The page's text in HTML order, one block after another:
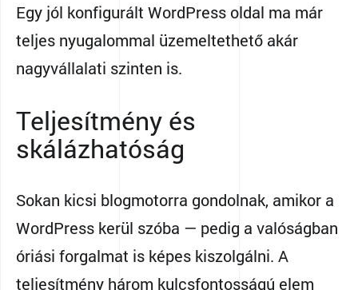
Egy jól konfigurált WordPress oldal ma már
teljes nyugalommal üzemeltethető akár
nagyvállalati szinten is.
Teljesítmény és
skálázhatóság
Sokan kicsi blogmotorra gondolnak, amikor a
WordPress kerül szóba — pedig a valóságban
óriási forgalmat is képes kiszolgálni. A
teljesítmény három kulcsfontosságú elem